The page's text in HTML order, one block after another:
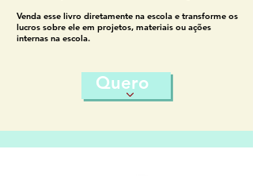
Venda esse livro diretamente na escola e transforme os
lucros sobre ele em projetos, materiais ou ações
internas na escola.
Quero